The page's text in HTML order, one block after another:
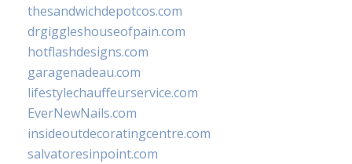
thesandwichdepotcos.com
drgiggleshouseofpain.com
hotflashdesigns.com
garagenadeau.com
lifestylechauffeurservice.com
EverNewNails.com
insideoutdecoratingcentre.com
salvatoresinpoint.com